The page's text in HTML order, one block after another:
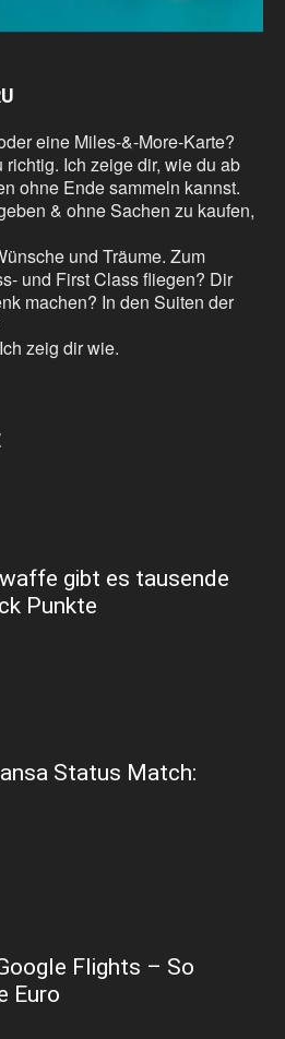
eine Miles-&-More-Karte?
Ich zeige dir, wie du ab
ohne Ende sammeln kannst.
& ohne Sachen zu kaufen,
und Träume. Zum
und First Class fliegen? Dir
machen? In den Suiten der
zeig dir wie.
gibt es tausende
Punkte
Status Match:
Flights – So
Euro